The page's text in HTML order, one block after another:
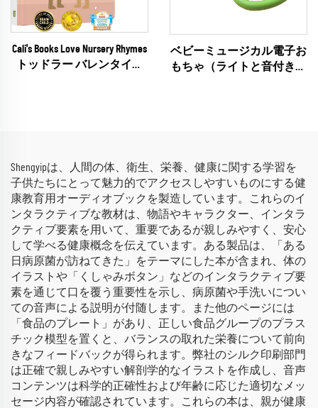
Cali's Books Love Nursery Rhymes
トッドラー バレンタイン
ベビーミュージカル電子お
もちゃ（ライトと音付き）
Shengyipは、人間の体、衛生、栄養、健康に関する学習を
子供たちにとって魅力的でアクセスしやすいものにする健
康教育用オーディオブックを製造しています。これらのイ
ンタラクティブな教材は、物語やキャラクター、インタラ
クティブ要素を用いて、重要であるが親しみやすく、安心
して学べる健康概念を伝えています。ある製品は、「ある
日病原菌が訪ねてきた」をテーマにした本が含まれ、体の
イラストや「くしゃみボタン」などのインタラクティブ要
素を通じて口を覆う重要性を示し、病原菌や手洗いについ
ての音声による説明が付随します。また他のページには
「食品のプレート」があり、正しい食品グループのプラス
チック模型を置くと、バランスの取れた栄養について前向
きなフィードバックが得られます。弊社のシルク印刷部門
は正確で親しみやすい解剖学的なイラストを作成し、音声
コンテンツは科学的正確性および年齢に応じた適切なメッ
セージ内容が確認されています。これらの本は、親が健康